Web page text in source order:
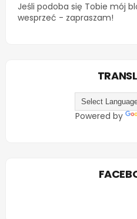
Jeśli podoba się Tobie mój
wesprzeć - zapraszam!
Powered by